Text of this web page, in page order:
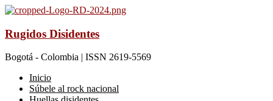
Rugidos Disidentes
Bogotá - Colombia | ISSN 2619-5569
Inicio
Súbele al rock nacional